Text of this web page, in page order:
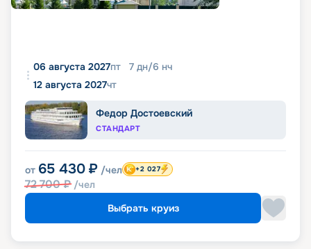
06 августа 2027пт 7 дн/6 нч
12 августа 2027чт
Федор Достоевский
СТАНДАРТ
от 65 430 ₽ /чел
72 700₽ /чел
+2 027
Выбрать круиз